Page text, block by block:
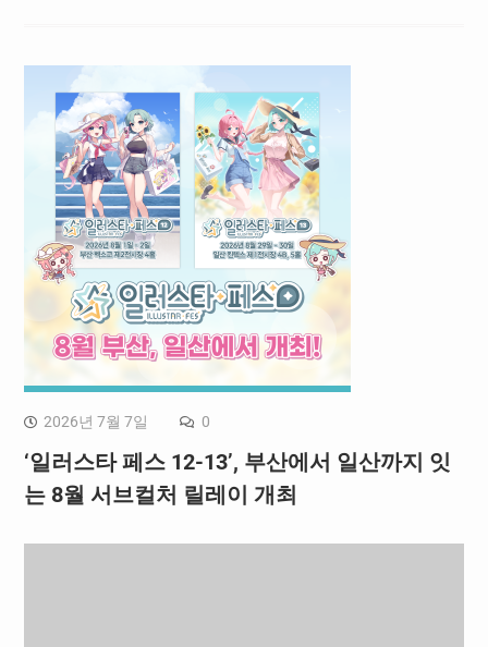
2026년 7월 7일 0
‘일러스타 페스 12-13’, 부산에서 일산까지 잇
는 8월 서브컬처 릴레이 개최